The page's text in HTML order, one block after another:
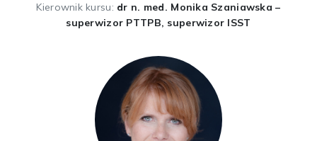
Kierownik kursu: dr n. med. Monika Szaniawska –
superwizor PTTPB, superwizor ISST